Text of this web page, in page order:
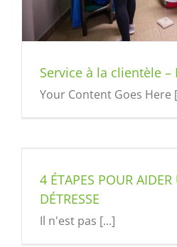
Service à la clientèle –
Your Content Goes Here
4 ÉTAPES POUR
DÉTRESSE
Il n'est pas [...]